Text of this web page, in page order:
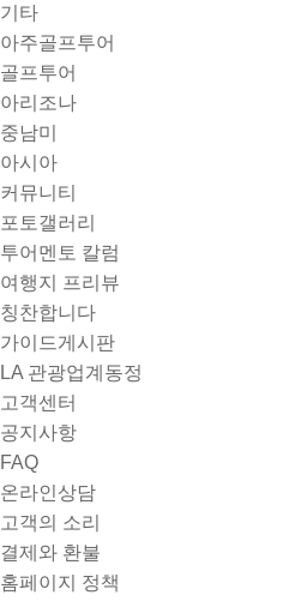
기타
아주골프투어
골프투어
아리조나
중남미
아시아
커뮤니티
포토갤러리
투어멘토 칼럼
여행지 프리뷰
칭찬합니다
가이드게시판
LA 관광업계동정
고객센터
공지사항
FAQ
온라인상담
고객의 소리
결제와 환불
홈페이지 정책